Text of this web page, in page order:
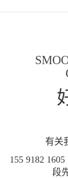
有关
155 9182
段